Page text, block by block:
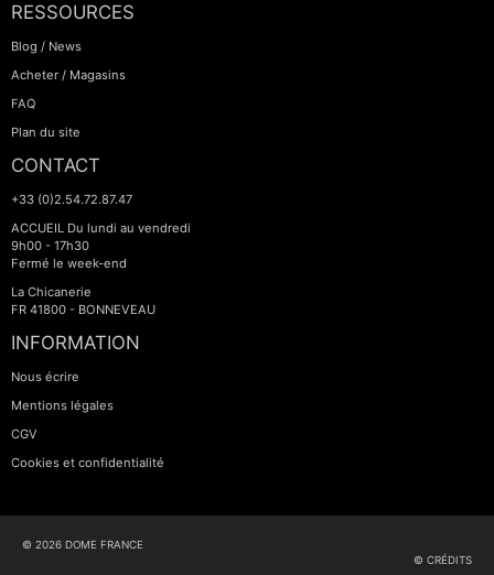
RESSOURCES
Blog / News
Acheter / Magasins
FAQ
Plan du site
CONTACT
+33 (0)2.54.72.87.47
ACCUEIL Du lundi au vendredi
9h00 - 17h30
Fermé le week-end
La Chicanerie
FR 41800 - BONNEVEAU
INFORMATION
Nous écrire
Mentions légales
CGV
Cookies et confidentialité
© 2026 DOME FRANCE
© CRÉDITS